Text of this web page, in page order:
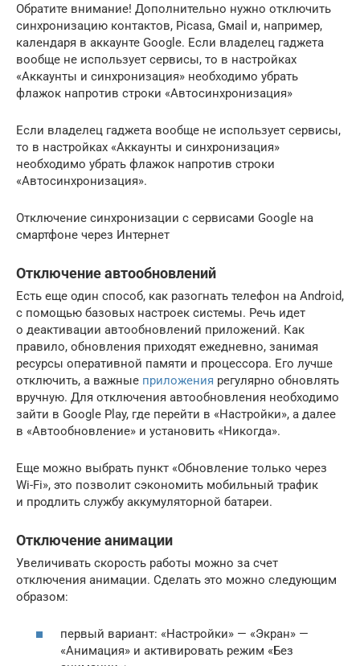
Обратите внимание! Дополнительно нужно отключить
синхронизацию контактов, Picasa, Gмail и, например,
календаря в аккаунте Google. Если владелец гаджета
вообще не использует сервисы, то в настройках
«Аккаунты и синхронизация» необходимо убрать
флажок напротив строки «Автосинхронизация»
Если владелец гаджета вообще не использует сервисы,
то в настройках «Аккаунты и синхронизация»
необходимо убрать флажок напротив строки
«Автосинхронизация».
Отключение синхронизации с сервисами Google на
смартфоне через Интернет
Отключение автообновлений
Есть еще один способ, как разогнать телефон на Android,
с помощью базовых настроек системы. Речь идет
о деактивации автообновлений приложений. Как
правило, обновления приходят ежедневно, занимая
ресурсы оперативной памяти и процессора. Его лучше
отключить, а важные приложения регулярно обновлять
вручную. Для отключения автообновления необходимо
зайти в Google Play, где перейти в «Настройки», а далее
в «Автообновление» и установить «Никогда».
Еще можно выбрать пункт «Обновление только через
Wi-Fi», это позволит сэкономить мобильный трафик
и продлить службу аккумуляторной батареи.
Отключение анимации
Увеличивать скорость работы можно за счет
отключения анимации. Сделать это можно следующим
образом:
первый вариант: «Настройки» — «Экран» —
«Анимация» и активировать режим «Без